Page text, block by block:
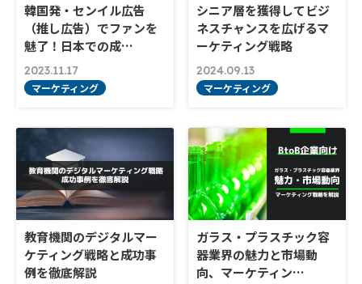
韓国発・センイル広告
（推し広告）でファンを
魅了！日本での成…
2023.11.17
マーケティング
シニア層を獲得してビジ
ネスチャンスを広げるマ
ーケティング戦略
2024.09.13
マーケティング
教育機関のデジタルマー
ケティング戦略と成功事
例を徹底解説
ガラス・プラスチック容
器業界の魅力と市場動
向、マーケティン…